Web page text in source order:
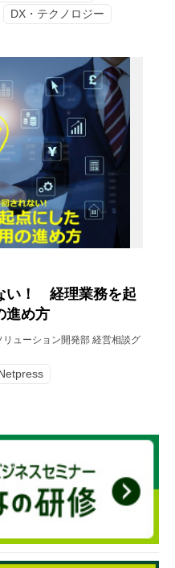
DX・テクノロジー
い！ 経理業務を起
進め方
ューション開発部 経営相談グ